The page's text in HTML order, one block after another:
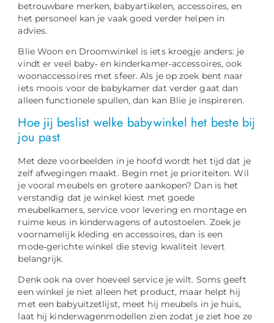
betrouwbare merken, babyartikelen, accessoires, en
het personeel kan je vaak goed verder helpen in
advies.
Blie Woon en Droomwinkel is iets kroegje anders: je
vindt er veel baby‑ en kinderkamer‑accessoires, ook
woonaccessoires met sfeer. Als je op zoek bent naar
iets moois voor de babykamer dat verder gaat dan
alleen functionele spullen, dan kan Blie je inspireren.
Hoe jij beslist welke babywinkel het beste bij
jou past
Met deze voorbeelden in je hoofd wordt het tijd dat je
zelf afwegingen maakt. Begin met je prioriteiten. Wil
je vooral meubels en grotere aankopen? Dan is het
verstandig dat je winkel kiest met goede
meubelkamers, service voor levering en montage en
ruime keus in kinderwagens of autostoelen. Zoek je
voornamelijk kleding en accessoires, dan is een
mode‑gerichte winkel die stevig kwaliteit levert
belangrijk.
Denk ook na over hoeveel service je wilt. Soms geeft
een winkel je niet alleen het product, maar helpt hij
met een babyuitzetlijst, meet hij meubels in je huis,
laat hij kinderwagenmodellen zien zodat je ziet hoe ze